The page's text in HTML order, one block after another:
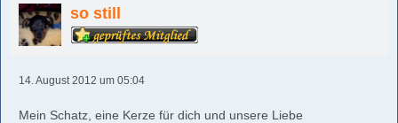
so still
14. August 2012 um 05:04
Mein Schatz, eine Kerze für dich und unsere Liebe